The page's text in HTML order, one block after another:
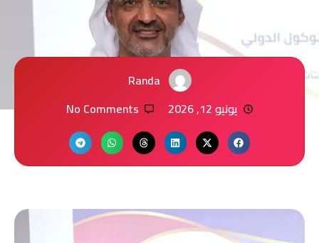
Randa
يونيو 12, 2026
No Comments